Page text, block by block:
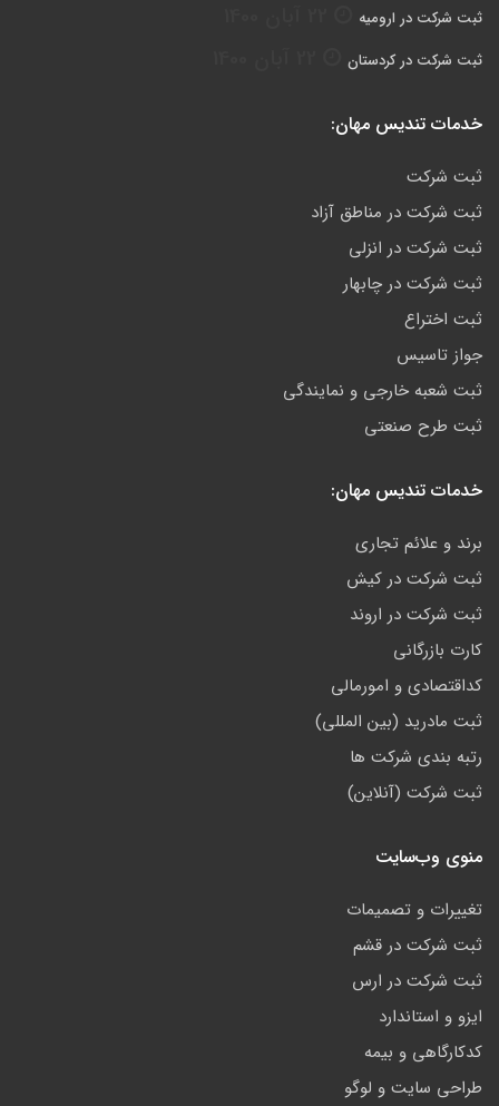
ثبت شرکت در ارومیه
ثبت شرکت در کردستان
خدمات تندیس مهان:
ثبت شرکت
ثبت شرکت در مناطق آزاد
ثبت شرکت در انزلی
ثبت شرکت در چابهار
ثبت اختراع
جواز تاسیس
ثبت شعبه خارجی و نمایندگی
ثبت طرح صنعتی
خدمات تندیس مهان:
برند و علائم تجاری
ثبت شرکت در کیش
ثبت شرکت در اروند
کارت بازرگانی
کداقتصادی و امورمالی
ثبت مادرید (بین المللی)
رتبه بندی شرکت ها
ثبت شرکت (آنلاین)
منوی وب‌سایت
تغییرات و تصمیمات
ثبت شرکت در قشم
ثبت شرکت در ارس
ایزو و استاندارد
کدکارگاهی و بیمه
طراحی سایت و لوگو